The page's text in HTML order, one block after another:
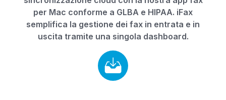
per Mac conforme a GLBA e HIPAA. iFax
semplifica la gestione dei fax in entrata e in
uscita tramite una singola dashboard.